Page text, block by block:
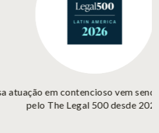
vem sendo reconhecida
Legal 500 desde 2020.